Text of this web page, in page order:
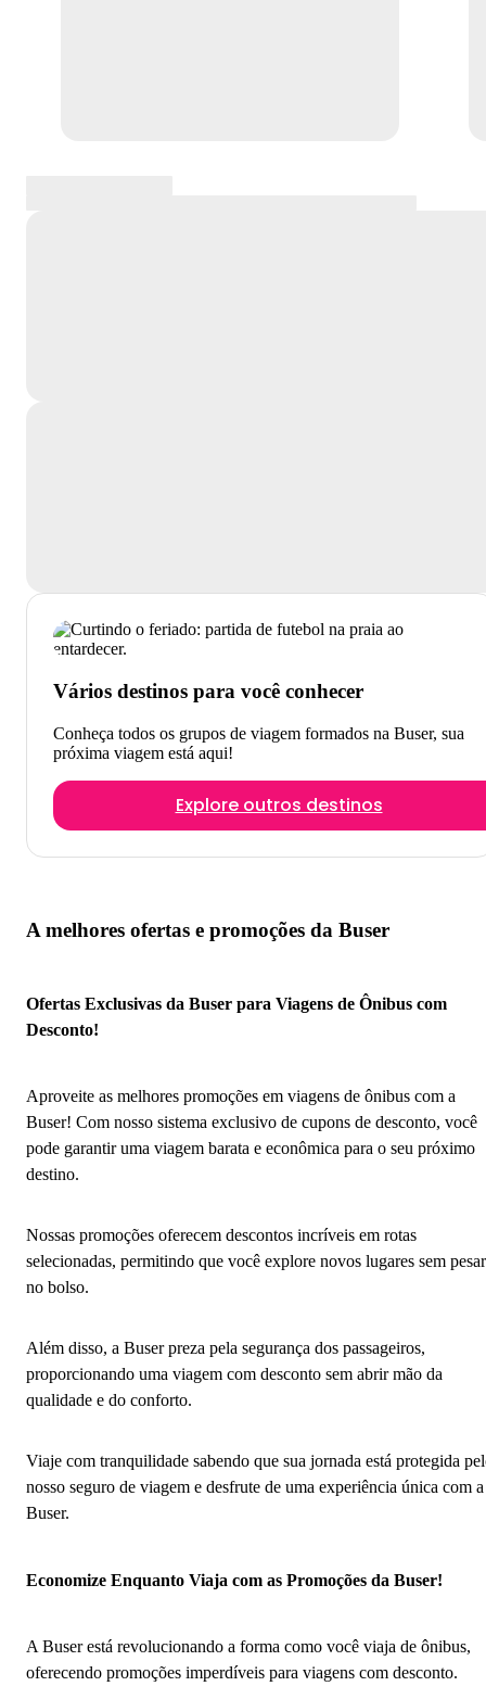
Vários destinos para você conhecer
Conheça todos os grupos de viagem formados na Buser, sua
próxima viagem está aqui!
Explore outros destinos
A melhores ofertas e promoções da Buser
Ofertas Exclusivas da Buser para Viagens de Ônibus com
Desconto!
Aproveite as melhores promoções em viagens de ônibus com a
Buser! Com nosso sistema exclusivo de cupons de desconto, você
pode garantir uma viagem barata e econômica para o seu próximo
destino.
Nossas promoções oferecem descontos incríveis em rotas
selecionadas, permitindo que você explore novos lugares sem pesar
no bolso.
Além disso, a Buser preza pela segurança dos passageiros,
proporcionando uma viagem com desconto sem abrir mão da
qualidade e do conforto.
Viaje com tranquilidade sabendo que sua jornada está protegida
nosso seguro de viagem e desfrute de uma experiência única com a
Buser.
Economize Enquanto Viaja com as Promoções da Buser!
A Buser está revolucionando a forma como você viaja de ônibus,
oferecendo promoções imperdíveis para viagens com desconto.